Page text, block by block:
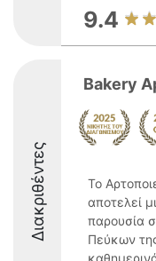
9.4
Διακριθέντες
Bakery
Το
αποτελεί
παρουσία
Πεύκων